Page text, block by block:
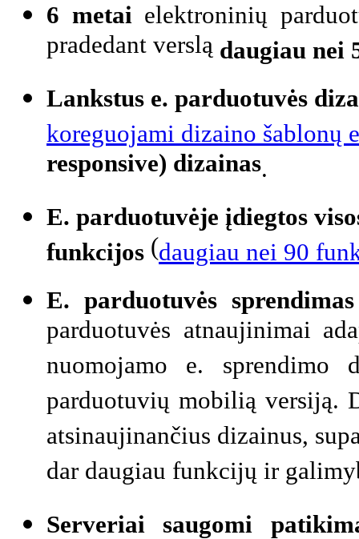
6 metai elektroninių
pradedant verslą daugiau nei
Lankstus e. parduotuvės
koreguojami dizaino šablonų
responsive) dizainas.
E. parduotuvėje įdiegtos
funkcijos (daugiau nei 90
E. parduotuvės sprendimas
parduotuvės atnaujinimai
nuomojamo e.
parduotuvių mobilią versiją.
atsinaujinančius dizainus,
dar daugiau funkcijų ir
Serveriai saugomi